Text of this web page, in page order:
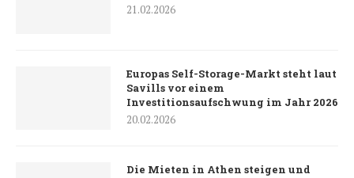
21.02.2026
Europas Self-Storage-Markt steht laut
Savills vor einem
Investitionsaufschwung im Jahr 2026
20.02.2026
Die Mieten in Athen steigen und